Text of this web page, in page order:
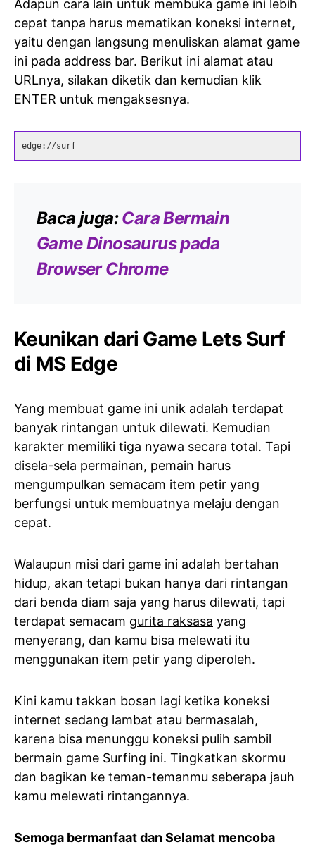
Adapun cara lain untuk membuka game ini lebih
cepat tanpa harus mematikan koneksi internet,
yaitu dengan langsung menuliskan alamat game
ini pada address bar. Berikut ini alamat atau
URLnya, silakan diketik dan kemudian klik
ENTER untuk mengaksesnya.
edge://surf
Baca juga:Cara Bermain
Game Dinosaurus pada
Browser Chrome
Keunikan dari Game Lets Surf
di MS Edge
Yang membuat game ini unik adalah terdapat
banyak rintangan untuk dilewati. Kemudian
karakter memiliki tiga nyawa secara total. Tapi
disela-sela permainan, pemain harus
mengumpulkan semacam item petir yang
berfungsi untuk membuatnya melaju dengan
cepat.
Walaupun misi dari game ini adalah bertahan
hidup, akan tetapi bukan hanya dari rintangan
dari benda diam saja yang harus dilewati, tapi
terdapat semacam gurita raksasa yang
menyerang, dan kamu bisa melewati itu
menggunakan item petir yang diperoleh.
Kini kamu takkan bosan lagi ketika koneksi
internet sedang lambat atau bermasalah,
karena bisa menunggu koneksi pulih sambil
bermain game Surfing ini. Tingkatkan skormu
dan bagikan ke teman-temanmu seberapa jauh
kamu melewati rintangannya.
Semoga bermanfaat dan Selamat mencoba